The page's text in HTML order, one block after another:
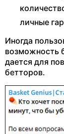
личные
Иногда
возможность
дается для
бетторов.